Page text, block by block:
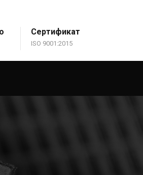
Сертификат
ISO 9001:2015